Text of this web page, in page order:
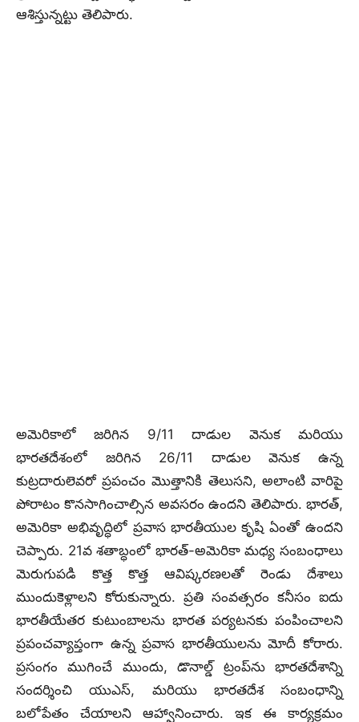
ఆశిస్తున్నట్టు తెలిపారు.
అమెరికాలో జరిగిన 9/11 దాడుల వెనుక మరియు
భారతదేశంలో జరిగిన 26/11 దాడుల వెనుక ఉన్న
కుట్రదారులెవరో ప్రపంచం మొత్తానికి తెలుసని, అలాంటి వారిపై
పోరాటం కొనసాగించాల్సిన అవసరం ఉందని తెలిపారు. భారత్,
అమెరికా అభివృద్ధిలో ప్రవాస భారతీయుల కృషి ఏంతో ఉందని
చెప్పారు. 21వ శతాబ్ధంలో భారత్-అమెరికా మధ్య సంబంధాలు
మెరుగుపడి కొత్త కొత్త ఆవిష్కరణలతో రెండు దేశాలు
ముందుకెళ్లాలని కోరుకున్నారు. ప్రతి సంవత్సరం కనీసం ఐదు
భారతీయేతర కుటుంబాలను భారత పర్యటనకు పంపించాలని
ప్రపంచవ్యాప్తంగా ఉన్న ప్రవాస భారతీయులను మోదీ కోరారు.
ప్రసంగం ముగించే ముందు, డొనాల్డ్ ట్రంప్‌ను భారతదేశాన్ని
సందర్శించి యుఎస్, మరియు భారతదేశ సంబంధాన్ని
బలోపేతం చేయాలని ఆహ్వానించారు. ఇక ఈ కార్యక్రమం